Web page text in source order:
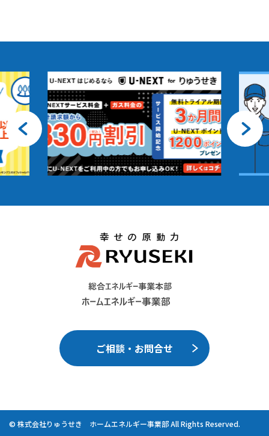
ご相談・お問合せ
© 株式会社りゅうせき ホームエネルギー事業部 All Rights Reserved.